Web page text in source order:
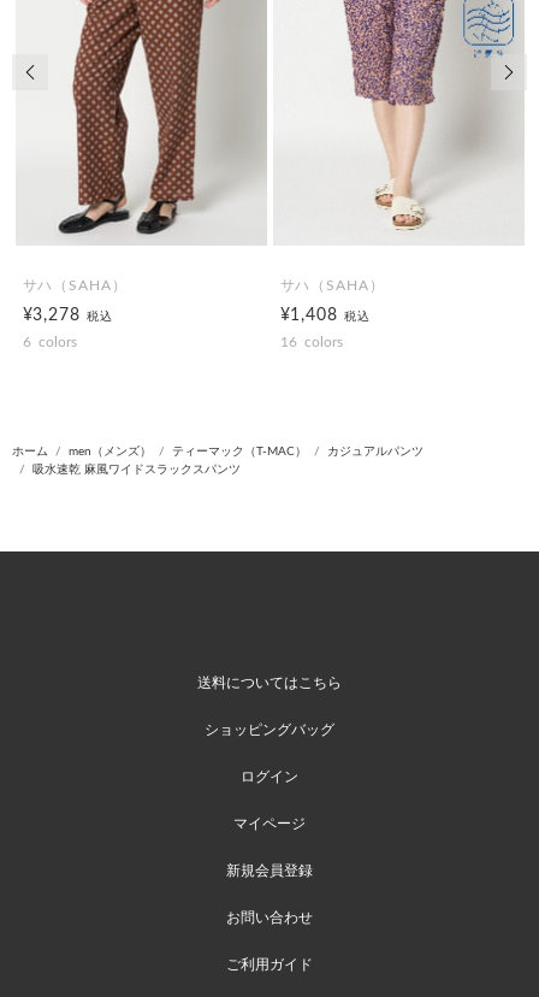
サハ（SAHA）
¥3,278税込
6 colors
サハ（SAHA）
¥1,408税込
16 colors
前の画像
ホーム men（メンズ） ティーマック（T-MAC）
カジュアルパンツ
吸水速乾 麻風ワイドスラックスパンツ
送料についてはこちら
ショッピングバッグ
ログイン
マイページ
新規会員登録
お問い合わせ
ご利用ガイド